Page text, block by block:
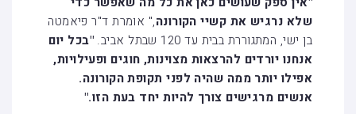
שלא נרגיש את קשיי הקורונה," אומרת ד"ר פיאמטה
בן ישי, המתגוררת בבית עד 120 שבתל אביב.
"בכל יום
אנחנו יורדים להרצאות מצוינות, חוגים ופעילויות,
אפילו יותר ממה שהיה לפני תקופת הקורונה.
אנשים מרגישים צורך להיות יחד בעת הזו."